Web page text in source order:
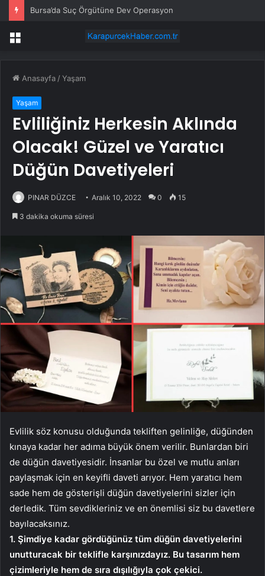
Bayburt Gazeteciler Cemiyeti’nde Seçim
Menü
Anasayfa /Yaşam
Yaşam
Evliliğiniz Herkesin Aklında
Olacak! Güzel ve Yaratıcı
Düğün Davetiyeleri
PINAR DÜZCE Aralık 10, 2022 0 15
3 dakika okuma süresi
Evlilik söz konusu olduğunda tekliften gelinliğe, düğünden
kınaya kadar her adıma büyük önem verilir. Bunlardan biri
de düğün davetiyesidir. İnsanlar bu özel ve mutlu anları
paylaşmak için en keyifli daveti arıyor. Hem yaratıcı hem
sade hem de gösterişli düğün davetiyelerini sizler için
derledik. Tüm sevdikleriniz ve en önemlisi siz bu davetlere
bayılacaksınız.
1. Şimdiye kadar gördüğünüz tüm düğün davetiyelerini
unutturacak bir teklifle karşınızdayız. Bu tasarım hem
çizimleriyle hem de sıra dışılığıyla çok çekici.